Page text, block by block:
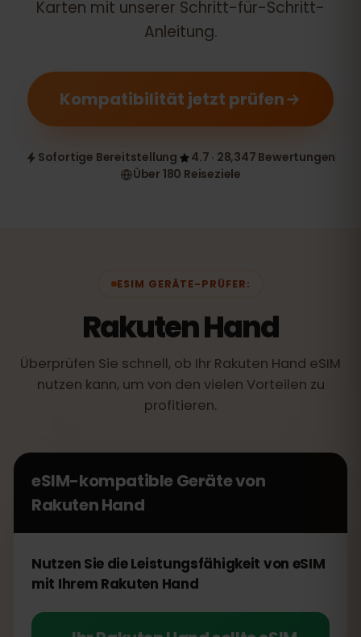
Karten mit unserer Schritt-für-Schritt-
Anleitung.
Kompatibilität jetzt prüfen
Sofortige Bereitstellung
4.7 · 28,347 Bewertungen
Über 180 Reiseziele
ESIM GERÄTE-PRÜFER:
Rakuten Hand
Überprüfen Sie schnell, ob Ihr Rakuten Hand eSIM
nutzen kann, um von den vielen Vorteilen zu
profitieren.
eSIM-kompatible Geräte von
Rakuten Hand
Nutzen Sie die Leistungsfähigkeit von eSIM
mit Ihrem Rakuten Hand